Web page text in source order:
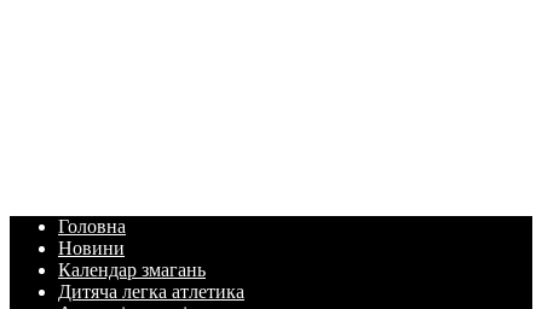
Головна
Новини
Календар змагань
Дитяча легка атлетика